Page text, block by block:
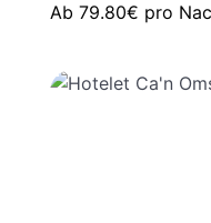
Ab 79.80€ pro